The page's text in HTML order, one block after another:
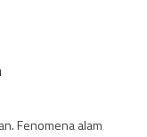
Fenomena alam